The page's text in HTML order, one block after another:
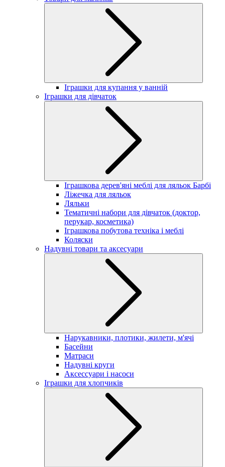
Іграшки для купання у ванній
Іграшки для дівчаток
Іграшкова дерев'яні меблі для ляльок Барбі
Ліжечка для ляльок
Ляльки
Тематичні набори для дівчаток (доктор,
перукар, косметика)
Іграшкова побутова техніка і меблі
Коляски
Надувні товари та аксесуари
Нарукавники, плотики, жилети, м'ячі
Басейни
Матраси
Надувні круги
Аксессуари і насоси
Іграшки для хлопчиків